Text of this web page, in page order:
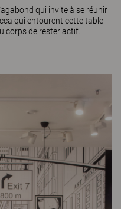
qui invite à se réunir
qui entourent cette table
corps de rester actif.